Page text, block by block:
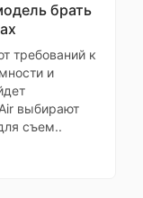
брать
требований к
и
выбирают
съем..